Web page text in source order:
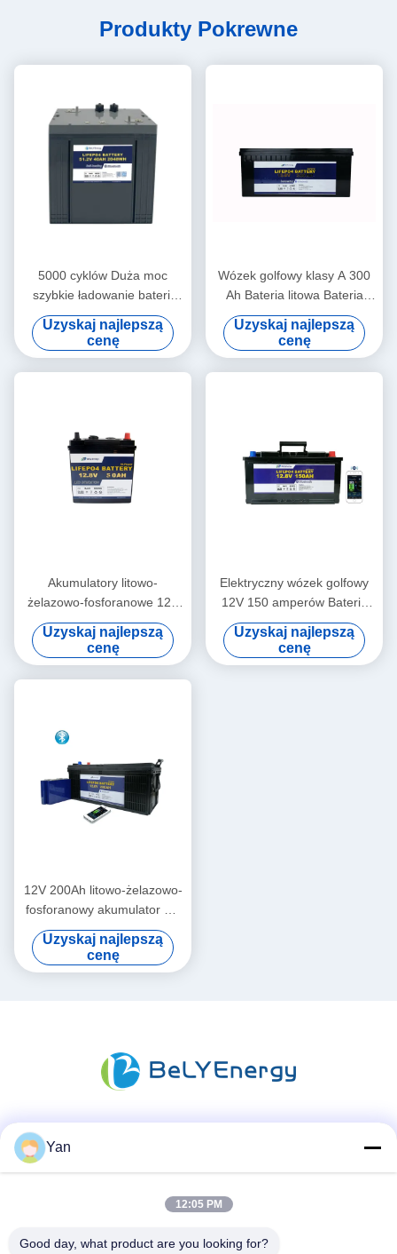
Produkty Pokrewne
5000 cyklów Duża moc
szybkie ładowanie baterii
litowo-jonowej 48V40Ah dla
golfcart
Uzyskaj najlepszą
cenę
Wózek golfowy klasy A 300
Ah Bateria litowa Bateria
akumulatorowa EV 12v
Uzyskaj najlepszą
cenę
Akumulatory litowo-
żelazowo-fosforanowe 12V
50Ah Lifepo4 do wózków
golfowych
Uzyskaj najlepszą
cenę
Elektryczny wózek golfowy
12V 150 amperów Bateria
litowa do łodzi uchodźców
Uzyskaj najlepszą
cenę
12V 200Ah litowo-żelazowo-
fosforanowy akumulator RV
litowe baterie do wózków
golfowych
Uzyskaj najlepszą
cenę
Yan
12:05 PM
Good day, what product are you looking for?